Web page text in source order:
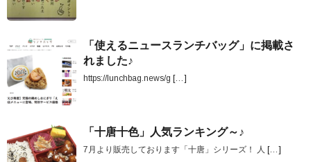
「使えるニュースランチバッグ」に掲載さ
れました♪
https://lunchbag.news/g […]
「十唐十色」人気ランキング～♪
7月より販売しております「十唐」シリーズ！ 人 […]